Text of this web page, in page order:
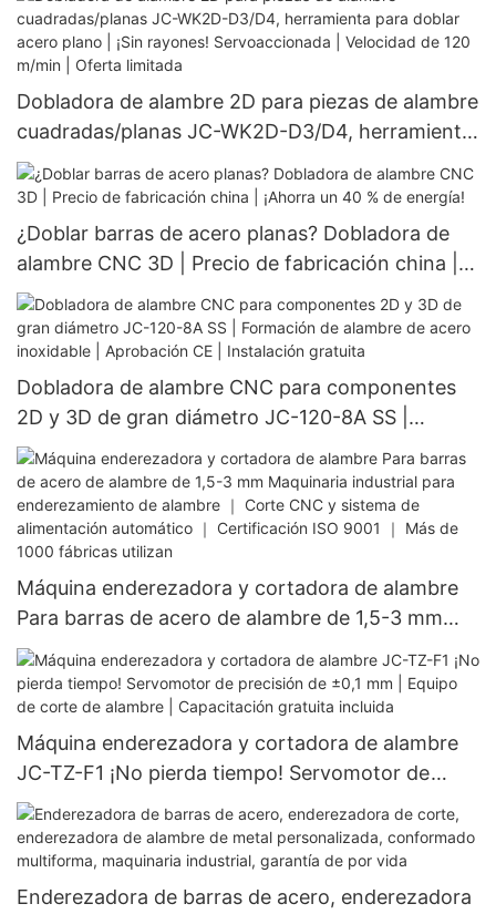
Dobladora de alambre 2D para piezas de alambre
cuadradas/planas JC-WK2D-D3/D4, herramienta
para doblar acero plano | ¡Sin rayones!
Servoaccionada | Velocidad de 120 m/min |
Oferta limitada
¿Doblar barras de acero planas? Dobladora de
alambre CNC 3D | Precio de fabricación china |
¡Ahorra un 40 % de energía!
Dobladora de alambre CNC para componentes
2D y 3D de gran diámetro JC-120-8A SS |
Formación de alambre de acero inoxidable |
Aprobación CE | Instalación gratuita
Máquina enderezadora y cortadora de alambre
Para barras de acero de alambre de 1,5-3 mm
Maquinaria industrial para enderezamiento de
alambre ｜ Corte CNC y sistema de alimentación
automático ｜ Certificación ISO 9001 ｜ Más de
1000 fábricas utilizan
Máquina enderezadora y cortadora de alambre
JC-TZ-F1 ¡No pierda tiempo! Servomotor de
precisión de ±0,1 mm | Equipo de corte de
alambre | Capacitación gratuita incluida
Enderezadora de barras de acero, enderezadora